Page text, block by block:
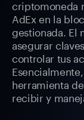
criptomoneda
AdEx en la
gestionada. El
asegurar
controlar tus
herramienta
recibir y